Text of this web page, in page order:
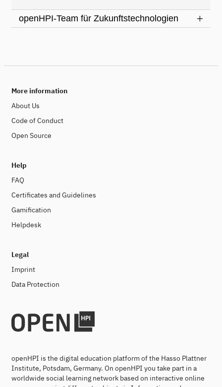
openHPI-Team für Zukunftstechnologien
More information
About Us
Code of Conduct
Open Source
Help
FAQ
Certificates and Guidelines
Gamification
Helpdesk
Legal
Imprint
Data Protection
openHPI is the digital education platform of the Hasso Plattner
Institute, Potsdam, Germany. On openHPI you take part in a
worldwide social learning network based on interactive online